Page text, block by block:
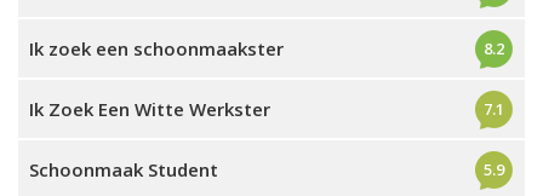
Ik zoek een schoonmaakster 8.2
Ik Zoek Een Witte Werkster 7.1
Schoonmaak Student 5.9